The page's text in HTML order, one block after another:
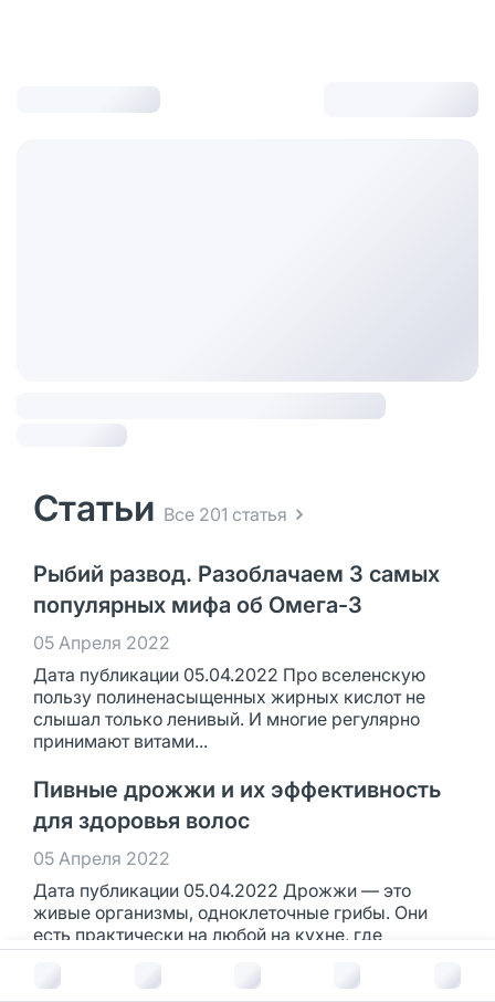
В корзину за
Статьи Все 201 статья
Рыбий развод. Разоблачаем 3 самых
популярных мифа об Омега-3
05 Апреля 2022
Дата публикации 05.04.2022 Про вселенскую
пользу полиненасыщенных жирных кислот не
слышал только ленивый. И многие регулярно
принимают витами...
Пивные дрожжи и их эффективность
для здоровья волос
05 Апреля 2022
Дата публикации 05.04.2022 Дрожжи — это
живые организмы, одноклеточные грибы. Они
есть практически на любой на кухне, где
используются для вы...